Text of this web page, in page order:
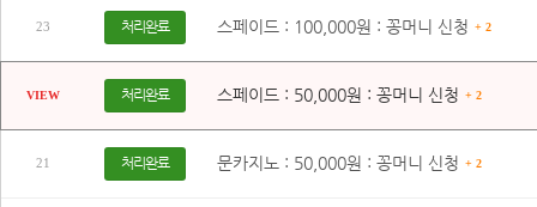
23 처리완료 스페이드 : 100,000원 : 꽁머니 신청 + 2
VIEW 처리완료 스페이드 : 50,000원 : 꽁머니 신청 + 2
21 처리완료 문카지노 : 50,000원 : 꽁머니 신청 + 2